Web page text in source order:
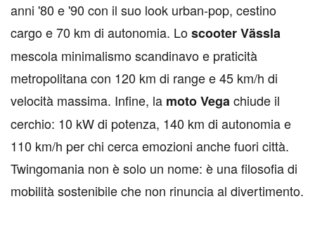
anni '80 e '90 con il suo look urban-pop, cestino
cargo e 70 km di autonomia. Loscooter Vässla
mescola minimalismo scandinavo e praticità
metropolitana con 120 km di range e 45 km/h di
velocità massima. Infine, la moto Vegachiude il
cerchio: 10 kW di potenza, 140 km di autonomia e
110 km/h per chi cerca emozioni anche fuori città.
Twingomania non è solo un nome: è una filosofia di
mobilità sostenibile che non rinuncia al divertimento.